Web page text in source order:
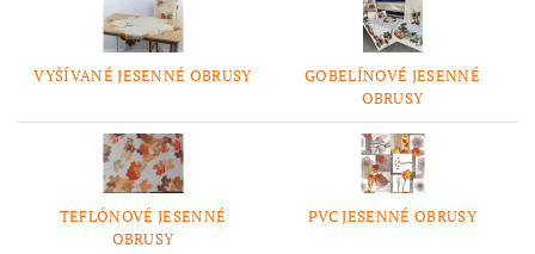
VYŠÍVANÉ JESENNÉ OBRUSY
GOBELÍNOVÉ JESENNÉ
OBRUSY
TEFLÓNOVÉ JESENNÉ
OBRUSY
PVC JESENNÉ OBRUSY